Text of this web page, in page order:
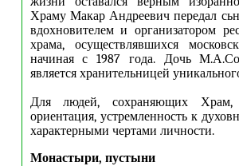
Храму Макар Андреевич передал
вдохновителем и организатором
храма, осуществлявшихся
начиная с 1987 года. Дочь
является хранительницей
Для людей, сохраняющих Храм,
ориентация, устремленность к
характерными чертами личности.
Монастыри, пустыни